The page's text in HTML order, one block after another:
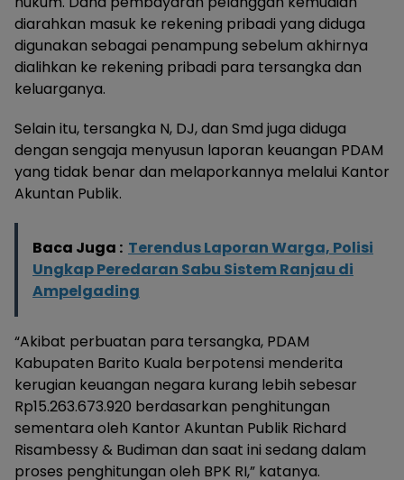
diarahkan masuk ke rekening pribadi yang diduga
digunakan sebagai penampung sebelum akhirnya
dialihkan ke rekening pribadi para tersangka dan
keluarganya.
Selain itu, tersangka N, DJ, dan Smd juga diduga
dengan sengaja menyusun laporan keuangan PDAM
yang tidak benar dan melaporkannya melalui Kantor
Akuntan Publik.
Baca Juga : Terendus Laporan Warga, Polisi
Ungkap Peredaran Sabu Sistem Ranjau di
Ampelgading
“Akibat perbuatan para tersangka, PDAM
Kabupaten Barito Kuala berpotensi menderita
kerugian keuangan negara kurang lebih sebesar
Rp15.263.673.920 berdasarkan penghitungan
sementara oleh Kantor Akuntan Publik Richard
Risambessy & Budiman dan saat ini sedang dalam
proses penghitungan oleh BPK RI,” katanya.